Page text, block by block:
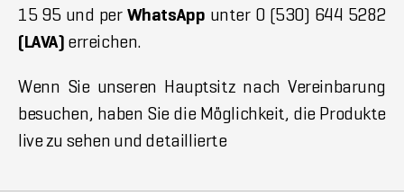
15 95 und per WhatsApp unter 0 (530) 644 5282
(LAVA) erreichen.
Wenn Sie unseren Hauptsitz nach Vereinbarung
besuchen, haben Sie die Möglichkeit, die Produkte
live zu sehen und detaillierte